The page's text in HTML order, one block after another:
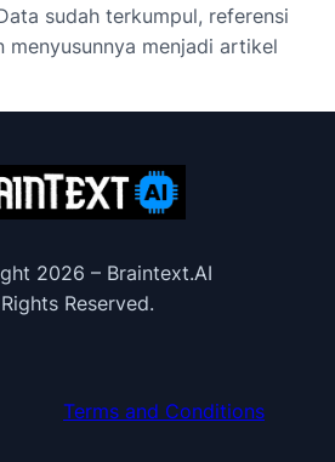
sudah terkumpul, referensi
menyusunnya menjadi artikel
2026 – Braintext.AI
Reserved.
Terms and Conditions